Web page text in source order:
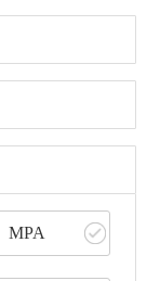
MPA